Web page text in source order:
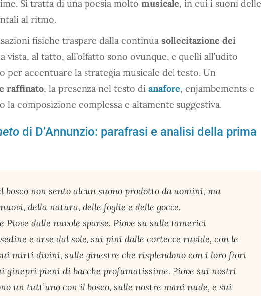
Si tratta di una poesia molto musicale, in cui i suoni delle
al ritmo.
fisiche traspare dalla continua sollecitazione dei
vista, al tatto, all’olfatto sono ovunque, e quelli all’udito
per accentuare la strategia musicale del testo. Un
raffinato, la presenza nel testo di anafore, enjambements e
la composizione complessa e altamente suggestiva.
di D’Annunzio: parafrasi e analisi della prima
bosco non sento alcun suono prodotto da uomini, ma
della natura, delle foglie e delle gocce.
Piove dalle nuvole sparse. Piove su sulle tamerici
e arse dal sole, sui pini dalle cortecce ruvide, con le
mirti divini, sulle ginestre che risplendono con i loro fiori
ginepri pieni di bacche profumatissime. Piove sui nostri
un tutt’uno con il bosco, sulle nostre mani nude, e sui